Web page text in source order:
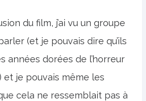
du film, j’ai vu un groupe
(et je pouvais dire qu’ils
années dorées de l’horreur
et je pouvais même les
cela ne ressemblait pas à